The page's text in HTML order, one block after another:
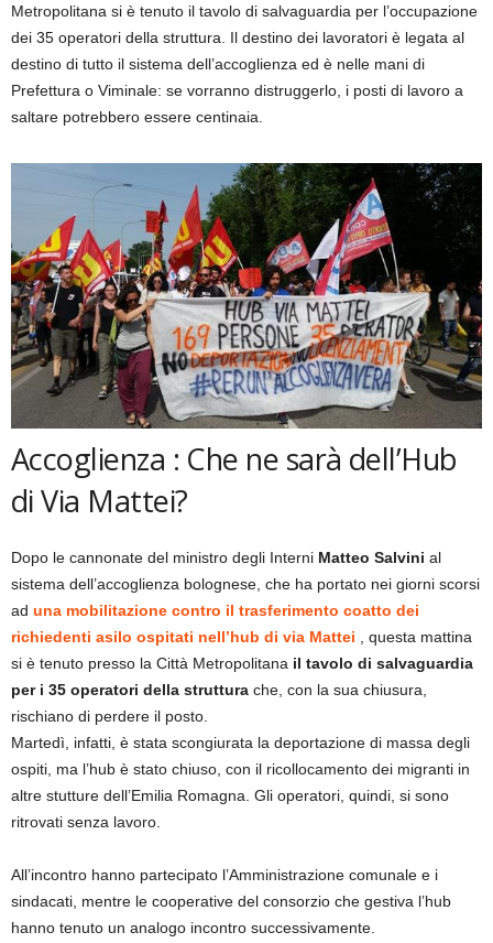
Metropolitana si è tenuto il tavolo di salvaguardia per l’occupazione
dei 35 operatori della struttura. Il destino dei lavoratori è legata al
destino di tutto il sistema dell’accoglienza ed è nelle mani di
Prefettura o Viminale: se vorranno distruggerlo, i posti di lavoro a
saltare potrebbero essere centinaia.
Accoglienza : Che ne sarà dell’Hub
di Via Mattei?
Dopo le cannonate del ministro degli Interni Matteo Salvini al
sistema dell’accoglienza bolognese, che ha portato nei giorni scorsi
ad una mobilitazione contro il trasferimento coatto dei
richiedenti asilo ospitati nell’hub di via Mattei
, questa mattina
si è tenuto presso la Città Metropolitana il tavolo di salvaguardia
per i 35 operatori della struttura che, con la sua chiusura,
rischiano di perdere il posto.
Martedì, infatti, è stata scongiurata la deportazione di massa degli
ospiti, ma l’hub è stato chiuso, con il ricollocamento dei migranti in
altre stutture dell’Emilia Romagna. Gli operatori, quindi, si sono
ritrovati senza lavoro.
All’incontro hanno partecipato l’Amministrazione comunale e i
sindacati, mentre le cooperative del consorzio che gestiva l’hub
hanno tenuto un analogo incontro successivamente.